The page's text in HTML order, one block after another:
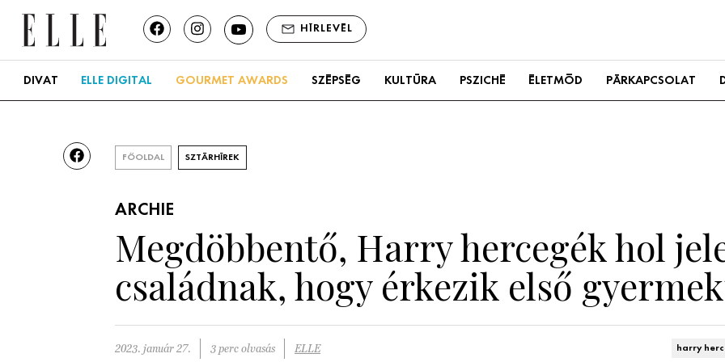
HÍRLEVÉL
DIVAT ELLE DIGITAL GOURMET AWARDS SZÉPSÉG KULTÚRA PSZICHÉ ÉLETMÓD PÁRKAPCSOLAT
FŐOLDAL SZTÁRHÍREK
ARCHIE
Megdöbbentő, Harry hercegék hol
családnak, hogy érkezik első
2023. január 27. 3 perc olvasás ELLE harry